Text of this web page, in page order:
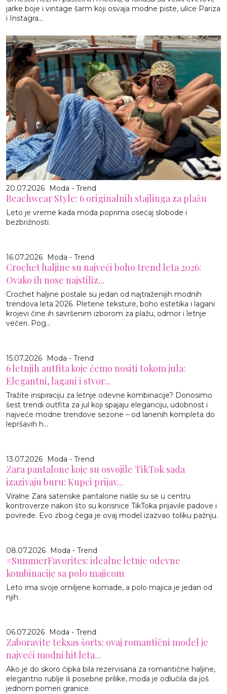
jarke boje i vintage šarm koji osvaja modne piste, ulice Pariza
i Instagra...
20.07.2026 Moda - Trend
Beachwear Style: 6 originalnih stajlinga za plažu
Leto je vreme kada moda poprima osećaj slobode i
bezbrižnosti.
16.07.2026 Moda - Trend
Crochet haljine su najveći boho trend leta 2026:
Ovako ih nose najstiliz...
Crochet haljine postale su jedan od najtraženijih modnih
trendova leta 2026. Pletene teksture, boho estetika i lagani
krojevi čine ih savršenim izborom za plažu, odmor i letnje
večeri. Pog...
15.07.2026 Moda - Trend
6 letnjih autfita koje ćemo nositi tokom jula:
Elegantni, lagani i stvor...
Tražite inspiraciju za letnje odevne kombinacije? Donosimo
šest trendi outfita za jul koji spajaju eleganciju, udobnost i
najveće modne trendove sezone – od lanenih kompleta do
lepršavih h...
13.07.2026 Moda - Trend
Zara pantalone koje su osvojile TikTok sada
izazivaju buru: Kupci prijav...
Viralne Zara satenske pantalone našle su se u centru
kontroverze nakon što su korisnice TikToka prijavile padove i
povrede. Evo zbog čega je ovaj model izazvao toliku pažnju.
08.07.2026 Moda - Trend
#SummerFavorites: idealne letnje odevne
kombinacije sa polo majicom
Leto ima svoje omiljene komade, a polo majica je jedan od
njih.
06.07.2026 Moda - Trend
Zaboravite teksas šorts: ovaj romantični model je
najveći modni hit leta...
Ako je do skoro čipka bila rezervisana za romantične haljine,
elegantno rublje ili posebne prilike, moda je odlučila da još
jednom pomeri granice.